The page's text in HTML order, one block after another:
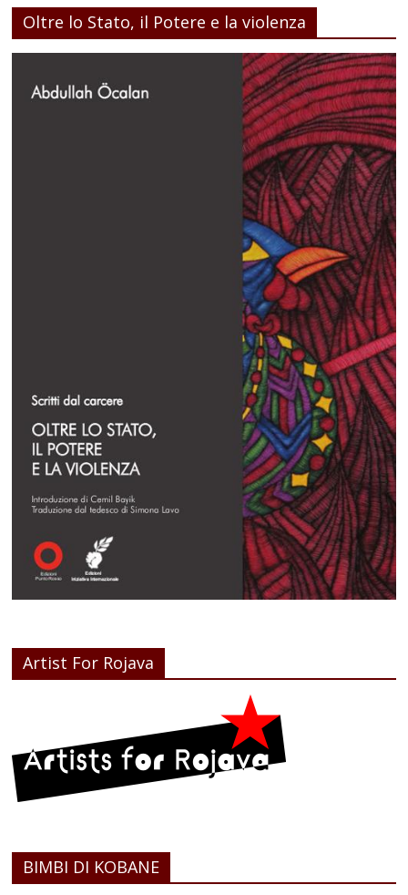
Oltre lo Stato, il Potere e la violenza
Artist For Rojava
BIMBI DI KOBANE